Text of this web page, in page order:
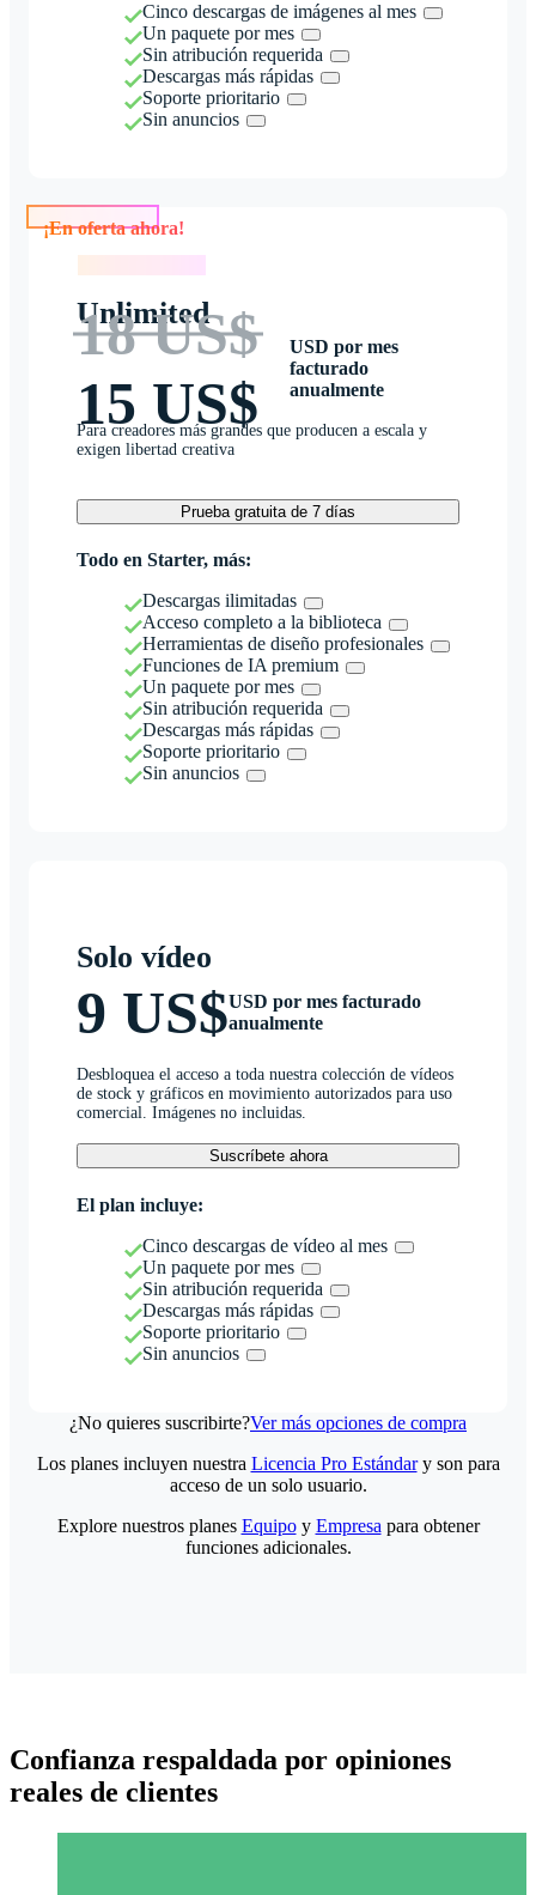
Cinco descargas de imágenes al mes
Un paquete por mes
Sin atribución requerida
Descargas más rápidas
Soporte prioritario
Sin anuncios
Unlimited
18 US$
15 US$
USD por mes
facturado
anualmente
Para creadores más grandes que producen a escala y
exigen libertad creativa
Prueba gratuita de 7 días
Todo en Starter, más:
Descargas ilimitadas
Acceso completo a la biblioteca
Herramientas de diseño profesionales
Funciones de IA premium
Un paquete por mes
Sin atribución requerida
Descargas más rápidas
Soporte prioritario
Sin anuncios
Solo vídeo
9 US$USD por mes facturado
anualmente
Desbloquea el acceso a toda nuestra colección de vídeos
de stock y gráficos en movimiento autorizados para uso
comercial. Imágenes no incluidas.
Suscríbete ahora
El plan incluye:
Cinco descargas de vídeo al mes
Un paquete por mes
Sin atribución requerida
Descargas más rápidas
Soporte prioritario
Sin anuncios
¿No quieres suscribirte?Ver más opciones de compra
Los planes incluyen nuestra Licencia Pro Estándary son para
acceso de un solo usuario.
Explore nuestros planes Equipoy Empresa para obtener
funciones adicionales.
Confianza respaldada por opiniones
reales de clientes